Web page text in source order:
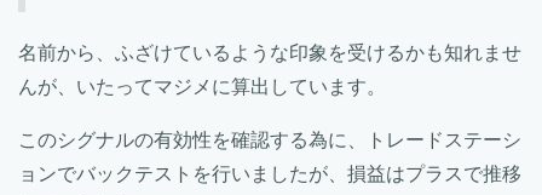
名前から、ふざけているような印象を受けるかも知れませ
んが、いたってマジメに算出しています。
このシグナルの有効性を確認する為に、トレードステーシ
ョンでバックテストを行いましたが、損益はプラスで推移